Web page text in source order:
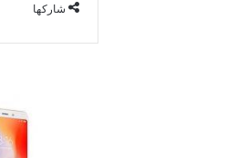
شاركها